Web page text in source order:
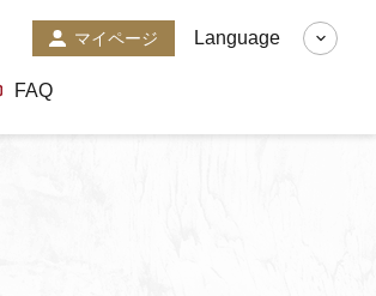
マイページ
FAQ
Language